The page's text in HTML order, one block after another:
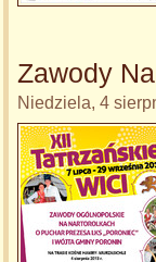
Zawody
Niedziela, 4